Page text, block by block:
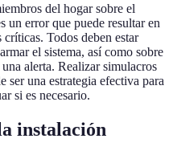
del hogar sobre el
un error que puede resultar en
críticas. Todos deben estar
el sistema, así como sobre
alerta. Realizar simulacros
ser una estrategia efectiva para
si es necesario.
instalación